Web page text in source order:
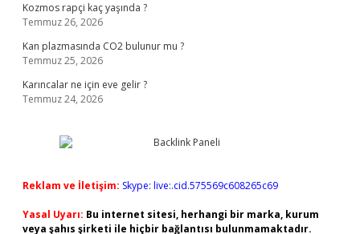
Kozmos rapçi kaç yaşında ?
Temmuz 26, 2026
Kan plazmasında CO2 bulunur mu ?
Temmuz 25, 2026
Karıncalar ne için eve gelir ?
Temmuz 24, 2026
Reklam ve İletişim: Skype: live:.cid.575569c608265c69
Yasal Uyarı: Bu internet sitesi, herhangi bir marka, kurum
veya şahıs şirketi ile hiçbir bağlantısı bulunmamaktadır.